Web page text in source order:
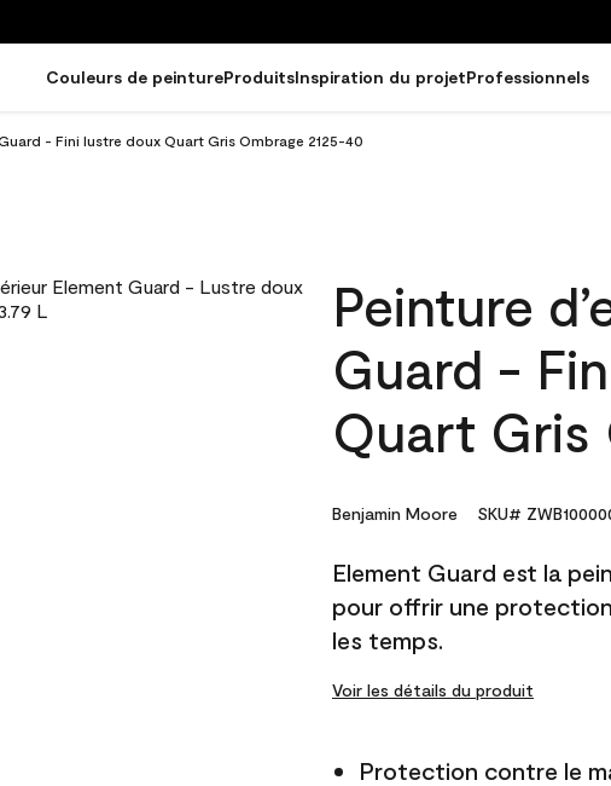
Couleurs de peintureProduitsInspiration du projetProfessionnels
- Fini lustre doux Quart Gris Ombrage 2125-40
Peinture
Guard -
Quart Gris
Benjamin Moore SKU#
Element Guard est la
pour offrir une
les temps.
Voir les détails du produit
Protection contre le